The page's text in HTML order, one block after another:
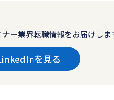
ナー業界転職情報をお届けしま
を見る